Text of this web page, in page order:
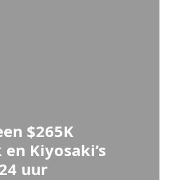
$265K
Kiyosaki’s
uur